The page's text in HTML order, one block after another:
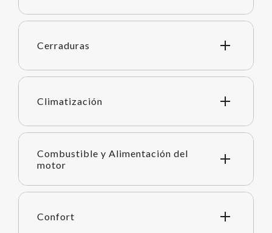
Cerraduras
Climatización
Combustible y Alimentación del
motor
Confort